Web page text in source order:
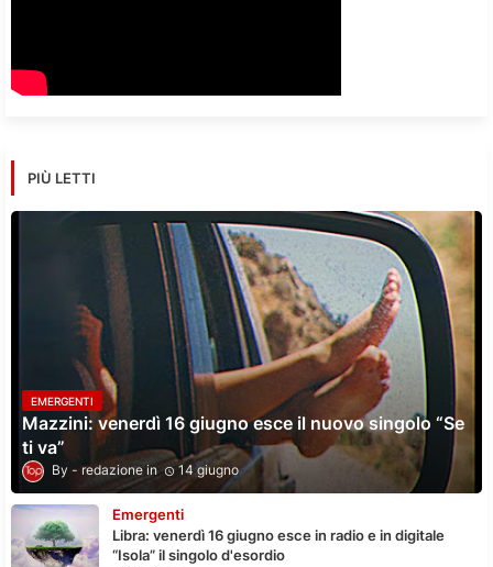
PIÙ LETTI
EMERGENTI
Mazzini: venerdì 16 giugno esce il nuovo singolo “Se
ti va”
redazione 14 giugno
Emergenti
Libra: venerdì 16 giugno esce in radio e in digitale
“Isola” il singolo d'esordio